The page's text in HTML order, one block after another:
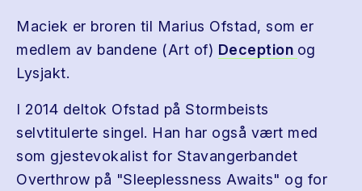
Maciek er broren til Marius Ofstad, som er
medlem av bandene (Art of) Deception og
Lysjakt.
I 2014 deltok Ofstad på Stormbeists
selvtitulerte singel. Han har også vært med
som gjestevokalist for Stavangerbandet
Overthrow på "Sleeplessness Awaits" og for